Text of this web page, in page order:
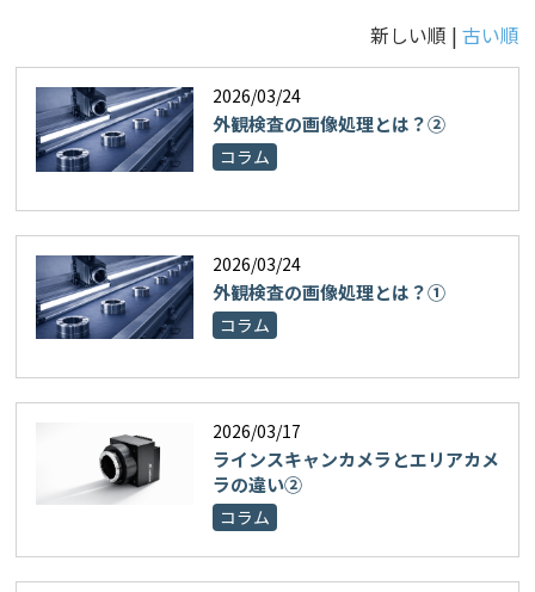
新しい順 | 古い順
2026/03/24
外観検査の画像処理とは？②
コラム
2026/03/24
外観検査の画像処理とは？①
コラム
2026/03/17
ラインスキャンカメラとエリアカメ
ラの違い②
コラム